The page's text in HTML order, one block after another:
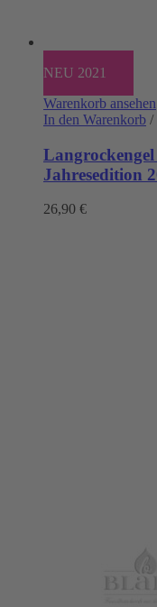
NEU 2021
Warenkorb ansehen
In den Warenkorb /
Jahresedition
26,90 €